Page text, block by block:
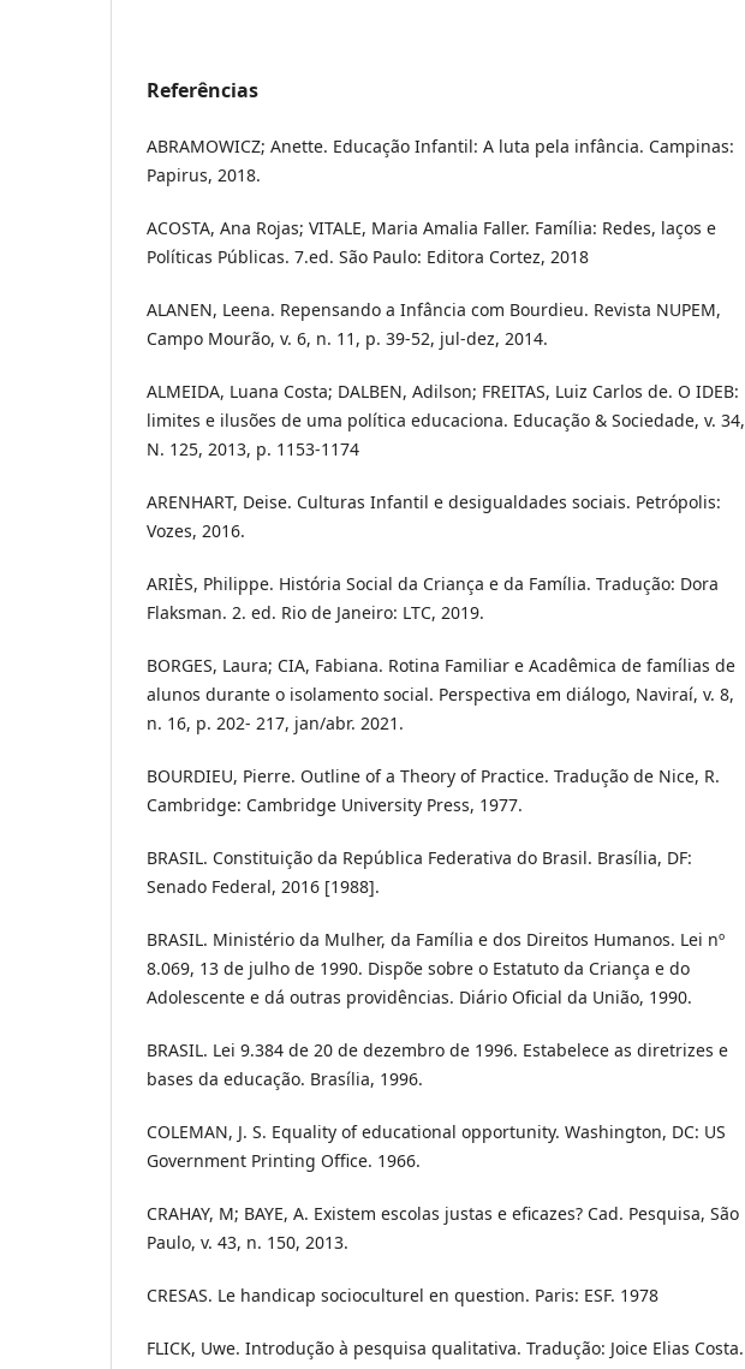
Referências
ABRAMOWICZ; Anette. Educação Infantil: A luta pela infância. Campinas:
Papirus, 2018.
ACOSTA, Ana Rojas; VITALE, Maria Amalia Faller. Família: Redes, laços e
Políticas Públicas. 7.ed. São Paulo: Editora Cortez, 2018
ALANEN, Leena. Repensando a Infância com Bourdieu. Revista NUPEM,
Campo Mourão, v. 6, n. 11, p. 39-52, jul-dez, 2014.
ALMEIDA, Luana Costa; DALBEN, Adilson; FREITAS, Luiz Carlos de. O IDEB:
limites e ilusões de uma política educaciona. Educação & Sociedade, v. 34,
N. 125, 2013, p. 1153-1174
ARENHART, Deise. Culturas Infantil e desigualdades sociais. Petrópolis:
Vozes, 2016.
ARIÈS, Philippe. História Social da Criança e da Família. Tradução: Dora
Flaksman. 2. ed. Rio de Janeiro: LTC, 2019.
BORGES, Laura; CIA, Fabiana. Rotina Familiar e Acadêmica de famílias de
alunos durante o isolamento social. Perspectiva em diálogo, Naviraí, v. 8,
n. 16, p. 202- 217, jan/abr. 2021.
BOURDIEU, Pierre. Outline of a Theory of Practice. Tradução de Nice, R.
Cambridge: Cambridge University Press, 1977.
BRASIL. Constituição da República Federativa do Brasil. Brasília, DF:
Senado Federal, 2016 [1988].
BRASIL. Ministério da Mulher, da Família e dos Direitos Humanos. Lei nº
8.069, 13 de julho de 1990. Dispõe sobre o Estatuto da Criança e do
Adolescente e dá outras providências. Diário Oficial da União, 1990.
BRASIL. Lei 9.384 de 20 de dezembro de 1996. Estabelece as diretrizes e
bases da educação. Brasília, 1996.
COLEMAN, J. S. Equality of educational opportunity. Washington, DC: US
Government Printing Office. 1966.
CRAHAY, M; BAYE, A. Existem escolas justas e eficazes? Cad. Pesquisa, São
Paulo, v. 43, n. 150, 2013.
CRESAS. Le handicap socioculturel en question. Paris: ESF. 1978
FLICK, Uwe. Introdução à pesquisa qualitativa. Tradução: Joice Elias Costa.